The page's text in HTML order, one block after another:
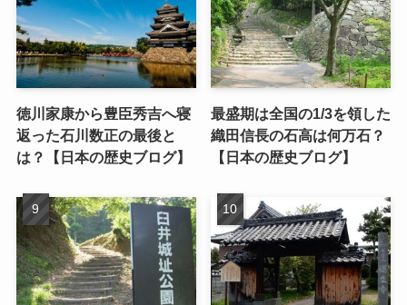
徳川家康から豊臣秀吉へ寝
返った石川数正の最後と
は？【日本の歴史ブログ】
最盛期は全国の1/3を領した
織田信長の石高は何万石？
【日本の歴史ブログ】